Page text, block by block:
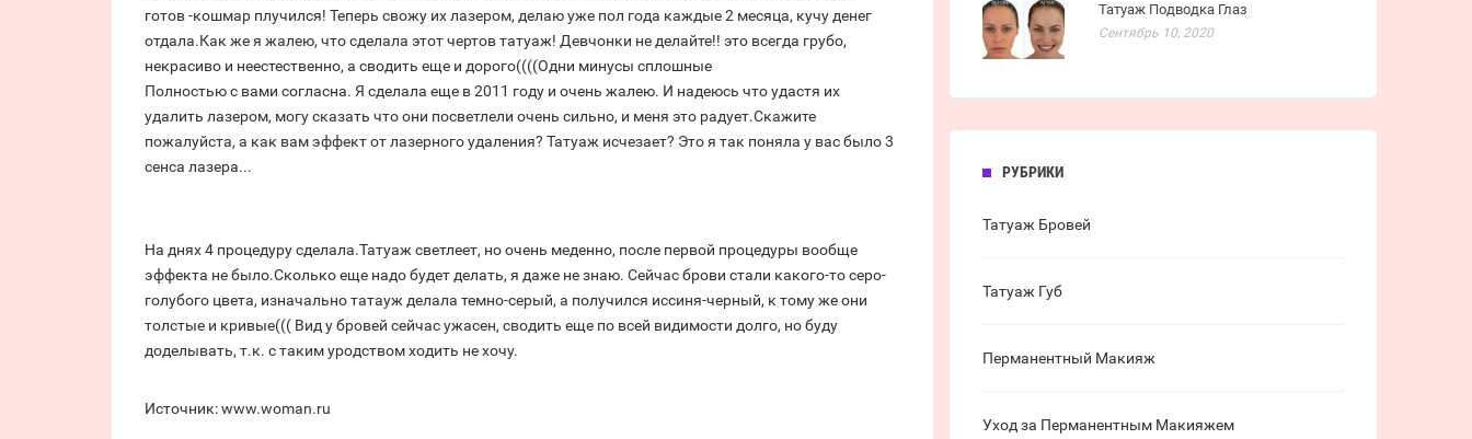
готов -кошмар плучился! Теперь свожу их лазером, делаю уже пол года каждые 2 месяца, кучу денег
отдала.Как же я жалею, что сделала этот чертов татуаж! Девчонки не делайте!! это всегда грубо,
некрасиво и неестественно, а сводить еще и дорого((((Одни минусы сплошные
Полностью с вами согласна. Я сделала еще в 2011 году и очень жалею. И надеюсь что удастя их
удалить лазером, могу сказать что они посветлели очень сильно, и меня это радует.Скажите
пожалуйста, а как вам эффект от лазерного удаления? Татуаж исчезает? Это я так поняла у вас было 3
сенса лазера...
На днях 4 процедуру сделала.Татуаж светлеет, но очень меденно, после первой процедуры вообще
эффекта не было.Сколько еще надо будет делать, я даже не знаю. Сейчас брови стали какого-то серо-
голубого цвета, изначально татауж делала темно-серый, а получился иссиня-черный, к тому же они
толстые и кривые((( Вид у бровей сейчас ужасен, сводить еще по всей видимости долго, но буду
доделывать, т.к. с таким уродством ходить не хочу.
Источник: www.woman.ru
Татуаж Подводка Глаз
Сентябрь 10, 2020
РУБРИКИ
Татуаж Бровей
Татуаж Губ
Перманентный Макияж
Уход за Перманентным Макияжем